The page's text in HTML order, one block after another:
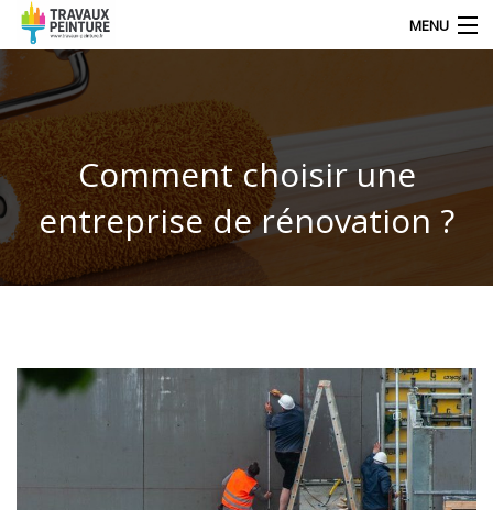
MENU
NOS DERNIERS ARTICLES
DÉCORATION
TRAVAUX
TECHNIQUE DE PEINTRE
Comment choisir une
entreprise de rénovation ?